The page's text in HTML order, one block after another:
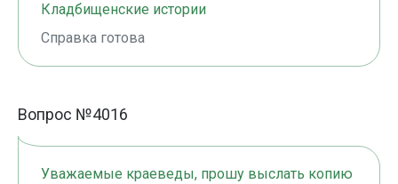
Кладбищенские истории
Справка готова
Вопрос №4016
Уважаемые краеведы, прошу выслать копию